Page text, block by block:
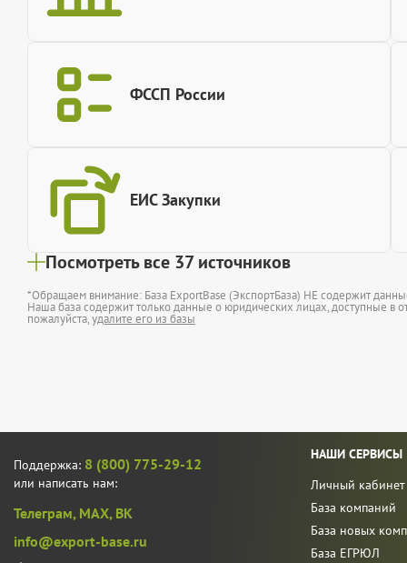
ФССП России
ЕИС Закупки
Посмотреть все 37 источников
*Обращаем внимание: База ExportBase (ЭкспортБаза) НЕ содержит
Наша база содержит только данные о юридических лицах, доступные в
пожалуйста,удалите его из базы
Поддержка: 8 (800) 775-29-12
или написать нам:
Телеграм, MAX, ВК
info@export-base.ru
НАШИ СЕРВИСЫ
Личный кабинет
База компаний
База новых
База ЕГРЮЛ